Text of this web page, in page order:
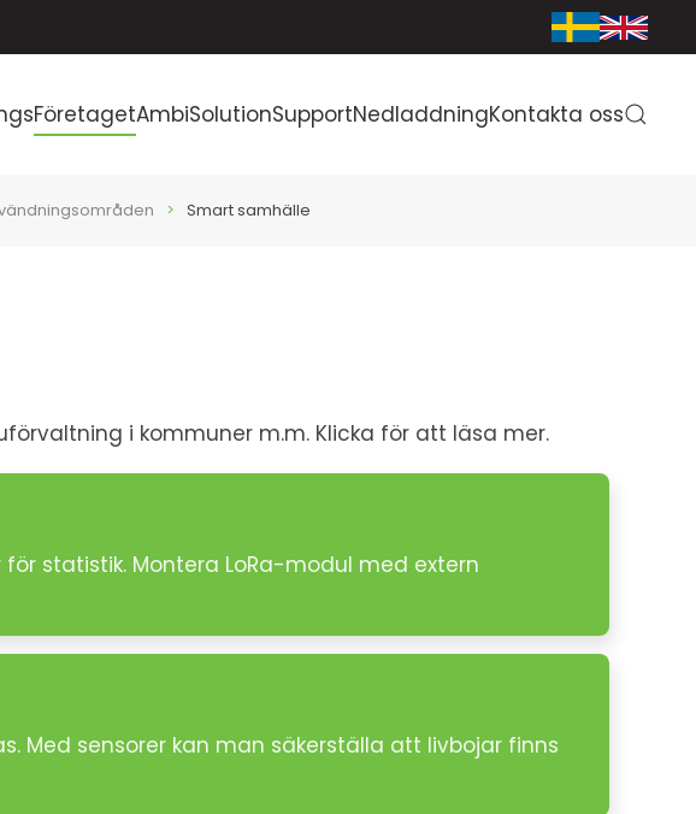
FöretagetAmbiSolutionSupportNedladdningKontakta oss
Smart samhälle
i kommuner m.m. Klicka för att läsa mer.
statistik. Montera LoRa-modul med extern
Med sensorer kan man säkerställa att livbojar finns